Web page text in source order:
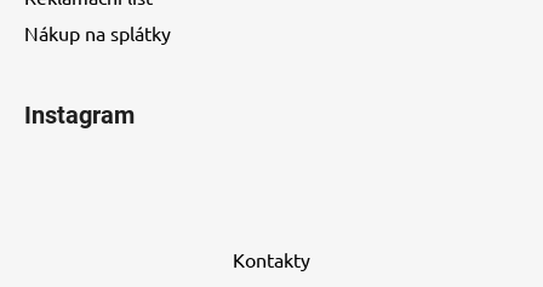
Nákup na splátky
Instagram
Kontakty